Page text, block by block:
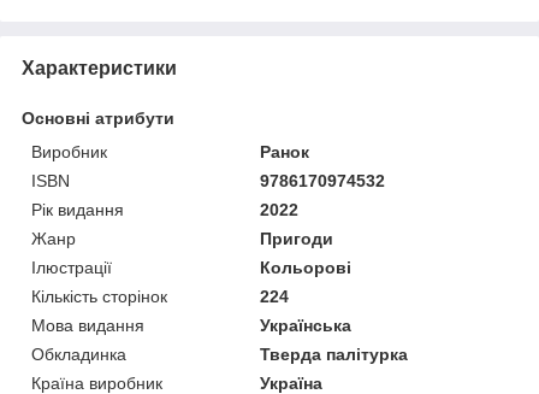
Характеристики
Основні атрибути
Виробник
Ранок
ISBN
9786170974532
Рік видання
2022
Жанр
Пригоди
Ілюстрації
Кольорові
Кількість сторінок
224
Мова видання
Українська
Обкладинка
Тверда палітурка
Країна виробник
Україна